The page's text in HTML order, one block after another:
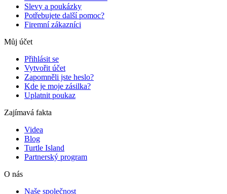
Slevy a poukázky
Potřebujete další pomoc?
Firemní zákazníci
Můj účet
Přihlásit se
Vytvořit účet
Zapomněli jste heslo?
Kde je moje zásilka?
Uplatnit poukaz
Zajímavá fakta
Videa
Blog
Turtle Island
Partnerský program
O nás
Naše společnost